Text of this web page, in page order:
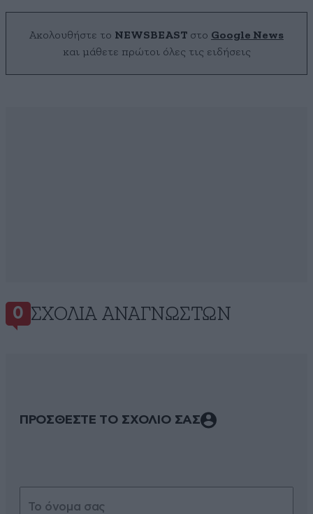
Ακολουθήστε το NEWSBEAST στο Google News
και μάθετε πρώτοι όλες τις ειδήσεις
0 ΣΧΌΛΙΑ ΑΝΑΓΝΩΣΤΏΝ
ΠΡΟΣΘΕΣΤΕ ΤΟ ΣΧΟΛΙΟ ΣΑΣ